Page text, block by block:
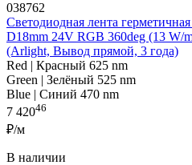
038762
Светодиодная лента
D18mm 24V RGB 360deg (13 W/
(Arlight, Вывод прямой, 3 года)
Red | Красный 625 nm
Green | Зелёный 525 nm
Blue | Синий 470 nm
7 42046
₽/м
В наличии